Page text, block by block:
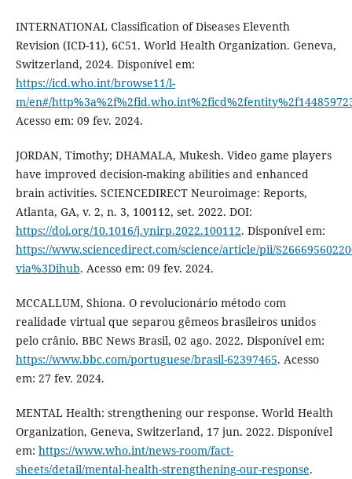
INTERNATIONAL Classification of Diseases Eleventh
Revision (ICD-11), 6C51. World Health Organization. Geneva,
Switzerland, 2024. Disponível em:
https://icd.who.int/browse11/l-
m/en#/
Acesso em: 09 fev. 2024.
JORDAN, Timothy; DHAMALA, Mukesh. Video game players
have improved decision-making abilities and enhanced
brain activities. SCIENCEDIRECT Neuroimage: Reports,
Atlanta, GA, v. 2, n. 3, 100112, set. 2022. DOI:
https://doi.org/10.1016/j.ynirp.2022.100112. Disponível em:
https://www.sciencedirect.com/science/article/pii/
via%3Dihub. Acesso em: 09 fev. 2024.
MCCALLUM, Shiona. O revolucionário método com
realidade virtual que separou gêmeos brasileiros unidos
pelo crânio. BBC News Brasil, 02 ago. 2022. Disponível em:
https://www.bbc.com/portuguese/brasil-62397465. Acesso
em: 27 fev. 2024.
MENTAL Health: strengthening our response. World Health
Organization, Geneva, Switzerland, 17 jun. 2022. Disponível
em: https://www.who.int/news-room/fact-
sheets/detail/mental-health-strengthening-our-response.